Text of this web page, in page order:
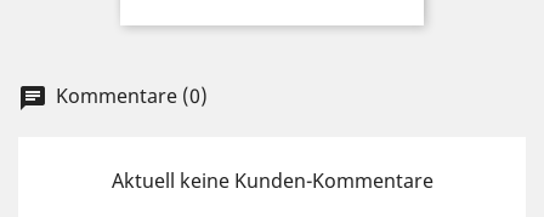
chat Kommentare (0)
Aktuell keine Kunden-Kommentare